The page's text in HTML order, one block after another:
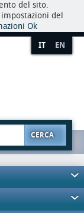
del sito.
del
Ok
IT EN
CERCA